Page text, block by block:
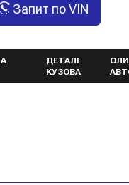
Запит по VIN
ДЕТАЛІ
КУЗОВА